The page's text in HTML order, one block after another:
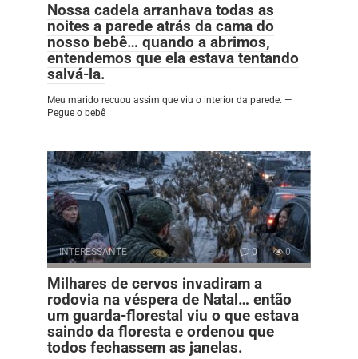
Nossa cadela arranhava todas as
noites a parede atrás da cama do
nosso bebê… quando a abrimos,
entendemos que ela estava tentando
salvá-la.
Meu marido recuou assim que viu o interior da parede. —
Pegue o bebê
INTERESSANTE 0 0
Milhares de cervos invadiram a
rodovia na véspera de Natal… então
um guarda-florestal viu o que estava
saindo da floresta e ordenou que
todos fechassem as janelas.